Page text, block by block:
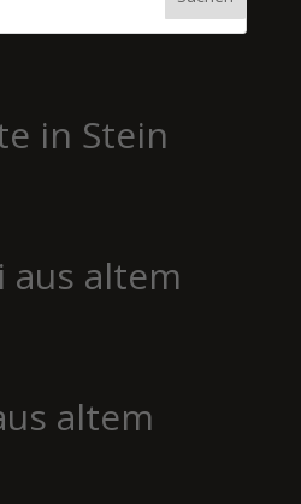
in Stein
aus altem
altem